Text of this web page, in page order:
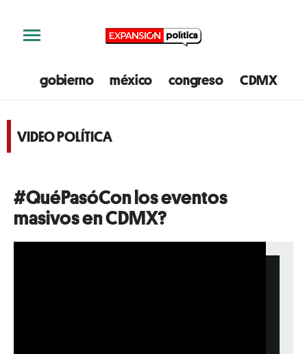
gobierno méxico congreso CDMX
VIDEO POLÍTICA
#QuéPasóCon los eventos
masivos en CDMX?